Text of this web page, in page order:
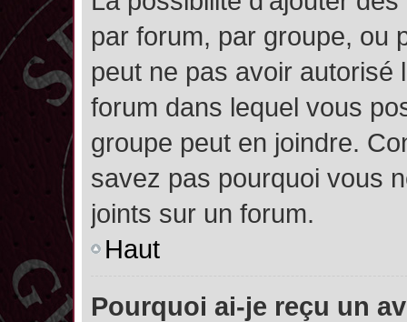
par forum, par groupe, ou
peut ne pas avoir autorisé
forum dans lequel vous
groupe peut en joindre.
savez pas pourquoi vous
joints sur un forum.
Haut
Pourquoi ai-je reçu un